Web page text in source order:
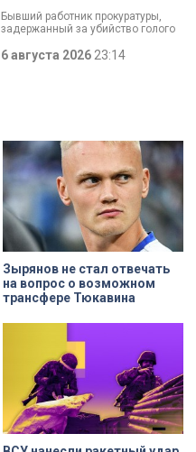
Бывший работник прокуратуры,
задержанный за убийство голого
которые толкнули его на страшное
преступление. Два года назад он
6 августа 2026 23:14
Зырянов не стал отвечать
на вопрос о возможном
трансфере Тюкавина